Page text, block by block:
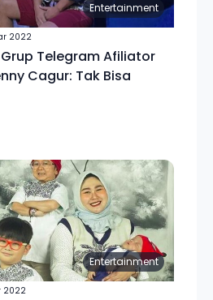
Entertainment
2022
Telegram Afiliator
Cagur: Tak Bisa
Entertainment
2022